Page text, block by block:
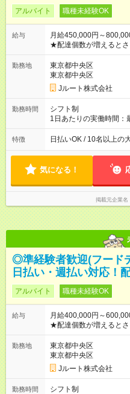
アルバイト 職種未経験OK
給与
月給450,000円～
★配達個数が増えると
ど！ ・主要都市エリア 月収55万円／週5日稼働 月収65万~112
万円／週6日稼働 ・地方郊外エリア 月収40万円／週5日稼働 月
収40万円~50万円／週6日稼働 ＜モデルイメージ＞
円 (27歳男性/江東区在
(日休み) ■月収80万円(43歳男性/墨田区在住)※元営業 1日200個
勤務地
東京都中央区
東京都中央区
Jルート株式会社
勤務時間
シフト制
1日あたりの実働時間：
働8時間） ※週5日勤務
よって時間外での勤務
特徴 日払いOK / 10名以上の
気になる！
掲載元企業名
◎準経験者歓迎(フード
日払い・週払い対応！
アルバイト 職種未経験OK
給与
月給400,000円～
★配達個数が増えると
ど！ ・主要都市エリア 月収55万円／週5日稼働 月収65万~112
万円／週6日稼働 ・地方郊外エリア 月収40万円／週5日稼働 月
収40万円~50万円／週6日稼働 ＜モデルイメージ＞
円 (27歳男性/江東区在
(日休み) ■月収80万円(43歳男性/墨田区在住)※元営業 1日200個
勤務地
東京都中央区
東京都中央区
Jルート株式会社
勤務時間
シフト制